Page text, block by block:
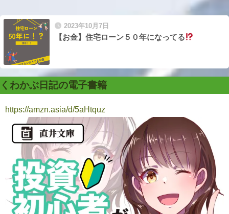
2023年10月7日
【お金】住宅ローン５０年になってる
くわかぶ日記の電子書籍
https://amzn.asia/d/5aHtquz